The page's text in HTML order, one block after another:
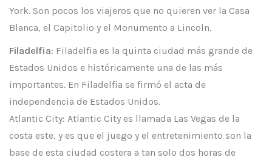
York. Son pocos los viajeros que no quieren ver la Casa
Blanca, el Capitolio y el Monumento a Lincoln.
Filadelfia: Filadelfia es la quinta ciudad más grande de
Estados Unidos e históricamente una de las más
importantes. En Filadelfia se firmó el acta de
independencia de Estados Unidos.
Atlantic City: Atlantic City es llamada Las Vegas de la
costa este, y es que el juego y el entretenimiento son la
base de esta ciudad costera a tan solo dos horas de